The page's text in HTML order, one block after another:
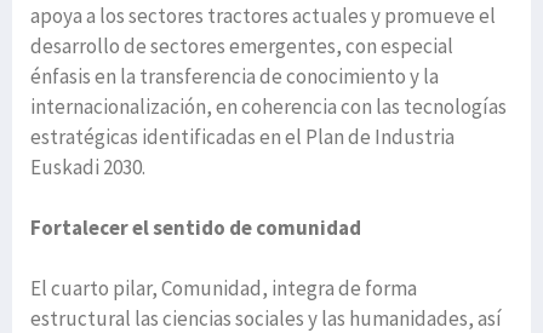
apoya a los sectores tractores actuales y promueve el
desarrollo de sectores emergentes, con especial
énfasis en la transferencia de conocimiento y la
internacionalización, en coherencia con las tecnologías
estratégicas identificadas en el Plan de Industria
Euskadi 2030.
Fortalecer el sentido de comunidad
El cuarto pilar, Comunidad, integra de forma
estructural las ciencias sociales y las humanidades, así